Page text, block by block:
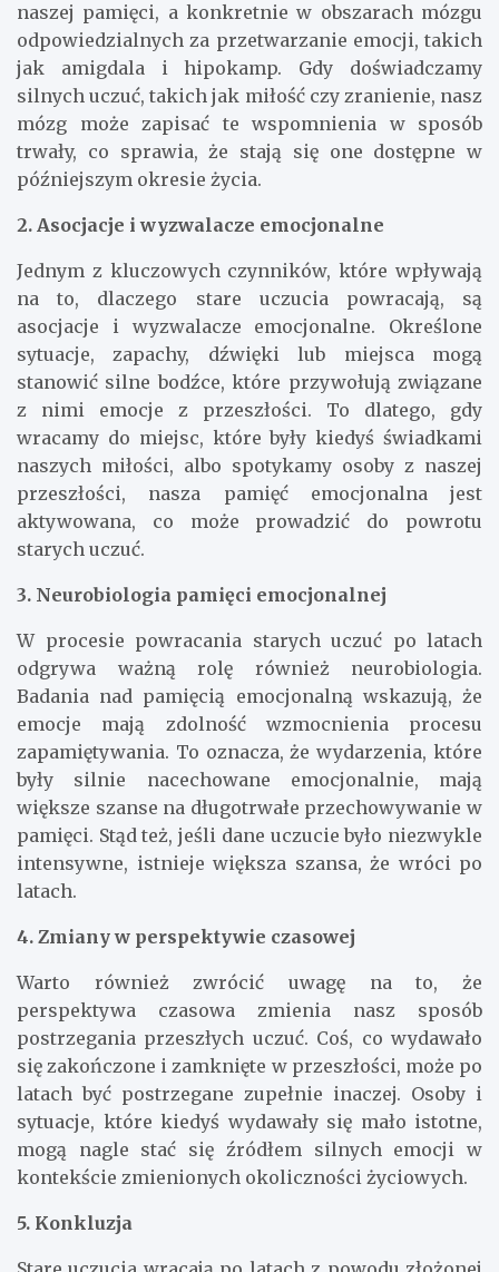
naszej pamięci, a konkretnie w obszarach mózgu
odpowiedzialnych za przetwarzanie emocji, takich
jak amigdala i hipokamp. Gdy doświadczamy
silnych uczuć, takich jak miłość czy zranienie, nasz
mózg może zapisać te wspomnienia w sposób
trwały, co sprawia, że stają się one dostępne w
późniejszym okresie życia.
2. Asocjacje i wyzwalacze emocjonalne
Jednym z kluczowych czynników, które wpływają
na to, dlaczego stare uczucia powracają, są
asocjacje i wyzwalacze emocjonalne. Określone
sytuacje, zapachy, dźwięki lub miejsca mogą
stanowić silne bodźce, które przywołują związane
z nimi emocje z przeszłości. To dlatego, gdy
wracamy do miejsc, które były kiedyś świadkami
naszych miłości, albo spotykamy osoby z naszej
przeszłości, nasza pamięć emocjonalna jest
aktywowana, co może prowadzić do powrotu
starych uczuć.
3. Neurobiologia pamięci emocjonalnej
W procesie powracania starych uczuć po latach
odgrywa ważną rolę również neurobiologia.
Badania nad pamięcią emocjonalną wskazują, że
emocje mają zdolność wzmocnienia procesu
zapamiętywania. To oznacza, że wydarzenia, które
były silnie nacechowane emocjonalnie, mają
większe szanse na długotrwałe przechowywanie w
pamięci. Stąd też, jeśli dane uczucie było niezwykle
intensywne, istnieje większa szansa, że wróci po
latach.
4. Zmiany w perspektywie czasowej
Warto również zwrócić uwagę na to, że
perspektywa czasowa zmienia nasz sposób
postrzegania przeszłych uczuć. Coś, co wydawało
się zakończone i zamknięte w przeszłości, może po
latach być postrzegane zupełnie inaczej. Osoby i
sytuacje, które kiedyś wydawały się mało istotne,
mogą nagle stać się źródłem silnych emocji w
kontekście zmienionych okoliczności życiowych.
5. Konkluzja